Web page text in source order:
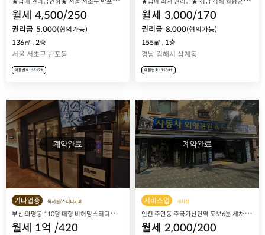
월세 4,500/250
권리금 5,000(협의가능)
136㎡ , 2층
서울 서초구 반포동
매물번호 : 35171
월세 3,000/170
권리금 8,000(협의가능)
155㎡ , 1층
경남 김해시 삼계동
매물번호 : 35031
기타업종 독서실/스터디카페
부
산 화명동 110평 대형 비허밍스터디카페 화명점 매장 매매 양도
월세 1억 /420
서비스업 세차장
인
천 주안동 주국가산단역 도보6분 세차장 자동차토탈샵 차맨 매장 매매 양도
월세 2,000/200